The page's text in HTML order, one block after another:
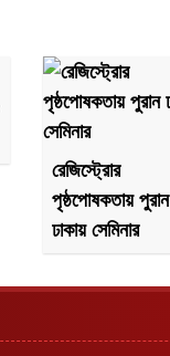
রেজিস্ট্রোর
পৃষ্ঠপোষকতায় পুরান
ঢাকায় সেমিনার